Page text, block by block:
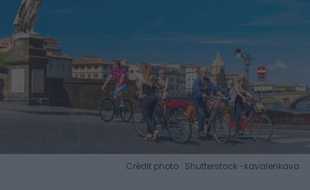
Crédit photo : Shutterstock -kavalenkava